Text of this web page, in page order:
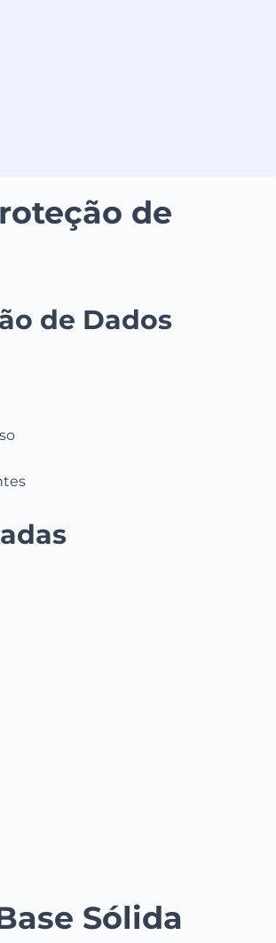
de
de Dados
Sólida